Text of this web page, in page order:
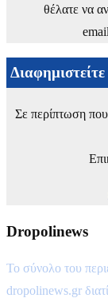
θέλατε να
Σε περίπτωση που
Dropolinews
Το σύνολο του
dropolinews.gr